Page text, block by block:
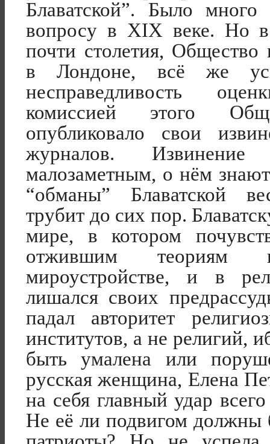
Блаватской”. Было много
вопросу в XIX веке. Но
почти столетия, Общество
в Лондоне, всё же
несправедливость
комиссией этого
опубликовало свои
журналов.
малозаметным, о нём
“обманы” Блаватской
трубит до сих пор.
мире, в котором
отжившим теориям
мироустройстве, и в
лишался своих
падал авторитет
институтов, а не религий,
быть умалена или
русская женщина, Елена
на себя главный удар
Не её ли подвигом должны